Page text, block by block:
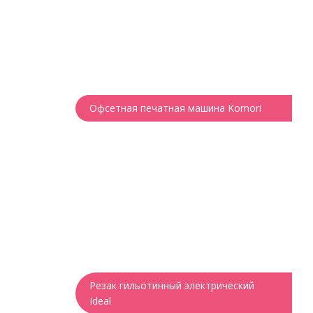
Офсетная печатная машина Komori
Резак гильотинный электрический
Ideal